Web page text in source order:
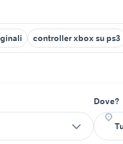
controller xbox su ps3
Dove?